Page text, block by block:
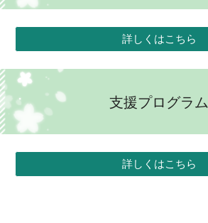
詳しくはこちら
支援プログラム
詳しくはこちら